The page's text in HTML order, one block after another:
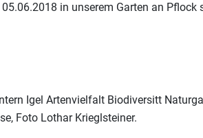
in unserem Garten an
Foto Lothar Krieglsteiner.